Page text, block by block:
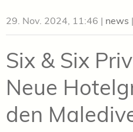
29. Nov. 2024, 11:46 | news |
Six & Six
Neue
den